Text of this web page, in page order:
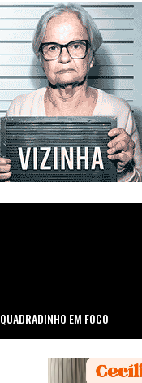
QUADRADINHO EM FOCO